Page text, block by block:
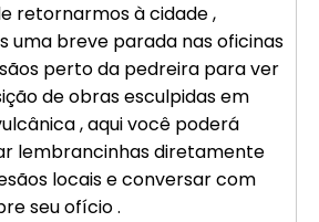
retornarmos à cidade ,
uma breve parada nas oficinas
perto da pedreira para ver
de obras esculpidas em
, aqui você poderá
lembrancinhas diretamente
locais e conversar com
seu ofício .